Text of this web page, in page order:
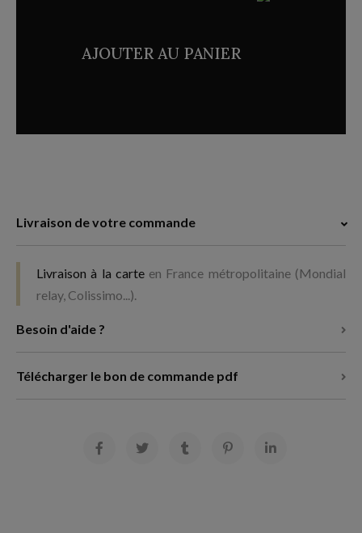
AJOUTER AU PANIER
Livraison de votre commande
Livraison à la carteen France métropolitaine (Mondial
relay, Colissimo...).
Besoin d'aide ?
Télécharger le bon de commande pdf